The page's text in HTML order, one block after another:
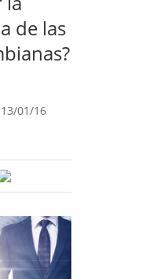
de las
01/16